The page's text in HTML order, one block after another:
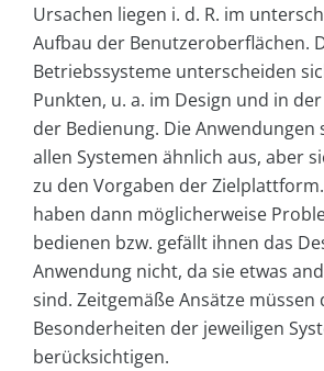
Ursachen liegen i. d. R. im
Aufbau der Benutzeroberflächen.
Betriebssysteme unterscheiden
Punkten, u. a. im Design und in
der Bedienung. Die Anwendungen
allen Systemen ähnlich aus, aber
zu den Vorgaben der
haben dann möglicherweise
bedienen bzw. gefällt ihnen das
Anwendung nicht, da sie etwas
sind. Zeitgemäße Ansätze müssen
Besonderheiten der jeweiligen
berücksichtigen.